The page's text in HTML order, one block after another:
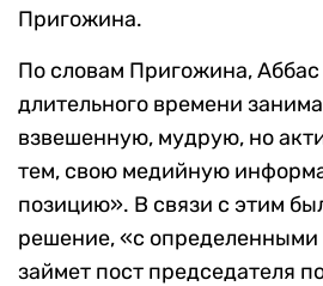
Пригожина.
По словам Пригожина,
длительного времени
взвешенную, мудрую, но
тем, свою медийную
позицию». В связи с этим
решение, «с определенными
займет пост председателя